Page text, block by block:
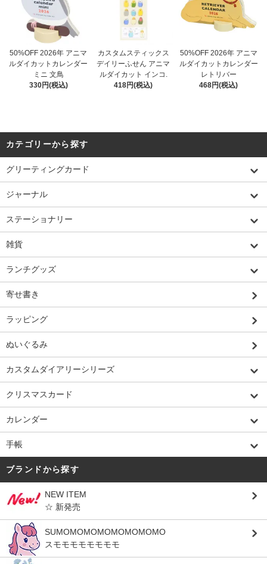
50%OFF 2026年 アニマ
ルダイカットカレンダー
ミニ 文鳥
330円(税込)
カスタムスティックス
デイリーふせん アニマ
ルダイカット インコ.
418円(税込)
50%OFF 2026年 アニマ
ルダイカットカレンダー
レトリバー
468円(税込)
カテゴリーから探す
グリーティングカード
ジャーナル
ステーショナリー
雑貨
ランチグッズ
寄せ書き
ラッピング
ぬいぐるみ
カスタムダイアリーシリーズ
クリスマスカード
カレンダー
手帳
ブランドから探す
NEW ITEM
☆ 新発売
SUMOMOMOMOMOMOMOMO
スモモモモモモモモ